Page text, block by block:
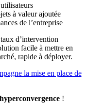
à valeur ajoutée
de l’entreprise
d’intervention
facile à mettre en
rapide à déployer.
la mise en place de
!